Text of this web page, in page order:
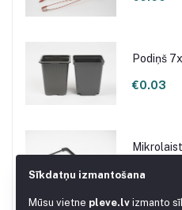
Podiņš
€0.03
€0.10
Sīkdatņu izmantošana
Mūsu vietne pleve.lv izmanto